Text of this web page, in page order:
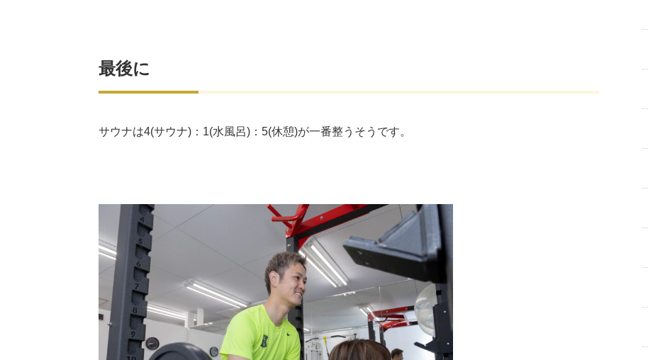
最後に
サウナは4(サウナ)：1(水風呂)：5(休憩)が一番整うそうです。